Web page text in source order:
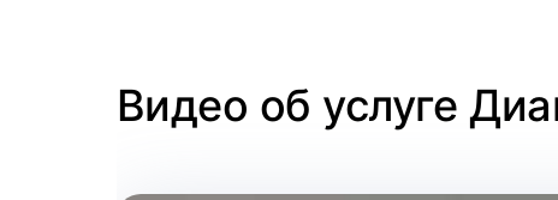
Видео об услуге